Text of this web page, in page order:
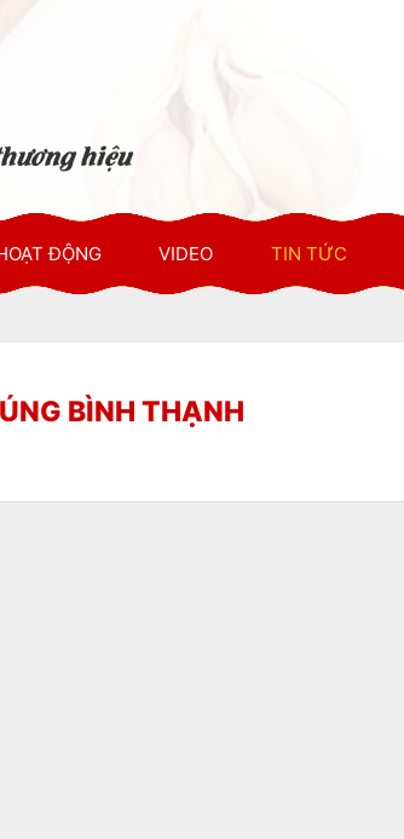
ĐỘNG VIDEO TIN TỨC
BÌNH THẠNH